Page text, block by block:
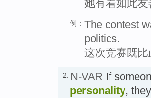
她有着如此友
例： The contest
politics.
这次竞赛既
2. N-VAR If
personality,